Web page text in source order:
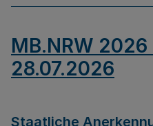
MB.NRW
28.07.2026
Staatliche